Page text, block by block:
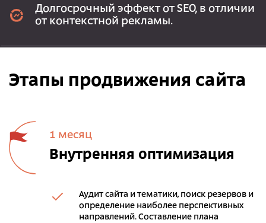
Долгосрочный эффект от SEO, в отличии
от контекстной рекламы.
Этапы продвижения сайта
1 месяц
Внутренняя оптимизация
Аудит сайта и тематики, поиск резервов и
определение наиболее перспективных
направлений. Составление плана